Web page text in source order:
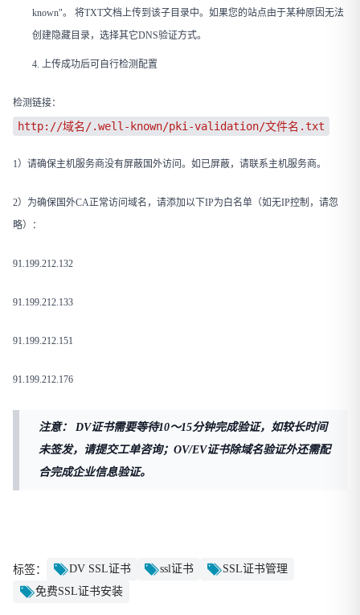
known"。 将TXT文档上传到该子目录中。如果您的站点由于某种原因无法
创建隐藏目录，选择其它DNS验证方式。
上传成功后可自行检测配置
检测链接：
http://域名/.well-known/pki-validation/文件名.txt
1）请确保主机服务商没有屏蔽国外访问。如已屏蔽，请联系主机服务商。
2）为确保国外CA正常访问域名，请添加以下IP为白名单（如无IP控制，请忽
略）：
91.199.212.132
91.199.212.133
91.199.212.151
91.199.212.176
注意：
DV证书需要等待10～15分钟完成验证，如较长时间
未签发，请提交工单咨询；OV/EV证书除域名验证外还需配
合完成企业信息验证。
标签： DV SSL证书 ssl证书
SSL证书管理
免费SSL证书安装